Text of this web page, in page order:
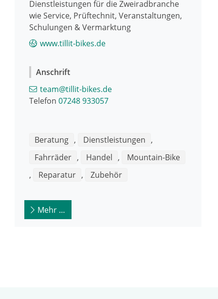
Dienstleistungen für die Zweiradbranche
wie Service, Prüftechnit, Veranstaltungen,
Schulungen & Vermarktung
www.tillit-bikes.de
Anschrift
team@tillit-bikes.de
Telefon 07248 933057
Beratung , Dienstleistungen ,
Fahrräder , Handel ,
Mountain-Bike
,
Reparatur , Zubehör
Mehr …